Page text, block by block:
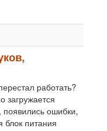
работать?
загружается
появились ошибки,
блок питания